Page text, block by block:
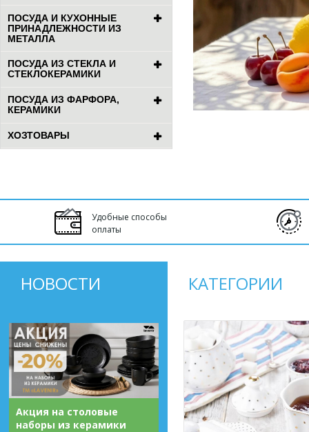
ПОСУДА И КУХОННЫЕ
ПРИНАДЛЕЖНОСТИ ИЗ
МЕТАЛЛА
ПОСУДА ИЗ СТЕКЛА И
СТЕКЛОКЕРАМИКИ
ПОСУДА ИЗ ФАРФОРА,
КЕРАМИКИ
ХОЗТОВАРЫ
Удобные способы
оплаты
НОВОСТИ
Акция на столовые
наборы из керамики
КАТЕГОРИИ